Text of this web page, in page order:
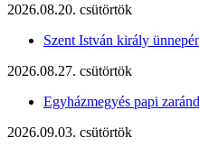
2026.08.20. csütörtök
Szent István király
2026.08.27. csütörtök
Egyházmegyés papi
2026.09.03. csütörtök